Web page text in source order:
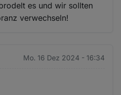
es und wir sollten
verwechseln!
Mo. 16 Dez 2024 - 16:34